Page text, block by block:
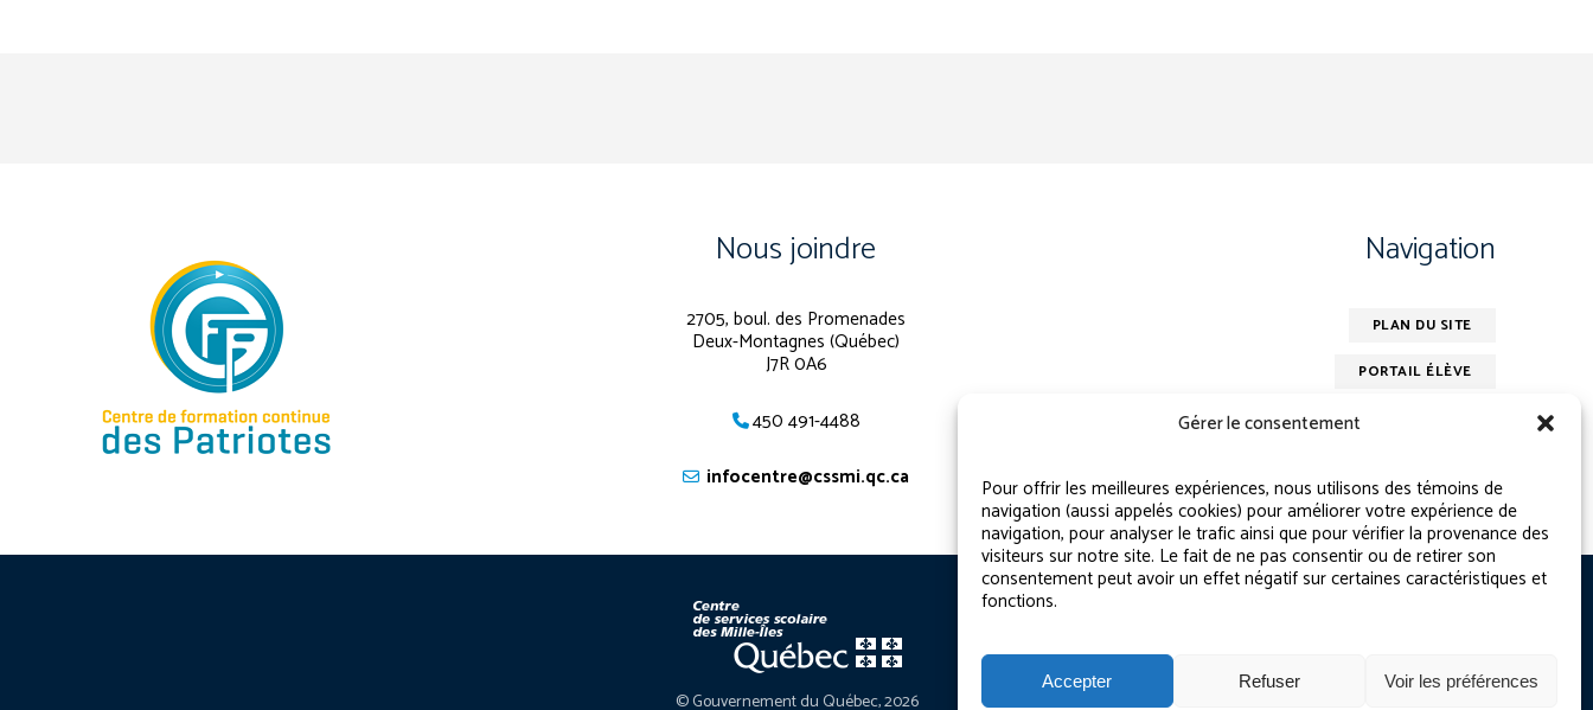
Gérer le consentement
Pour offrir les meilleures expériences, nous utilisons des témoins de
navigation (aussi appelés cookies) pour améliorer votre expérience de
navigation, pour analyser le trafic ainsi que pour vérifier la provenance des
visiteurs sur notre site. Le fait de ne pas consentir ou de retirer son
consentement peut avoir un effet négatif sur certaines caractéristiques et
fonctions.
Accepter Refuser Voir les préférences
Nous joindre
2705, boul. des Promenades
Deux-Montagnes (Québec)
J7R 0A6
450 491-4488
infocentre@cssmi.qc.ca
Navigation
PLAN DU SITE
PORTAIL ÉLÈVE
PLAINTE – SERVICE À L’ÉLÈVE
© Gouvernement du Québec, 2026